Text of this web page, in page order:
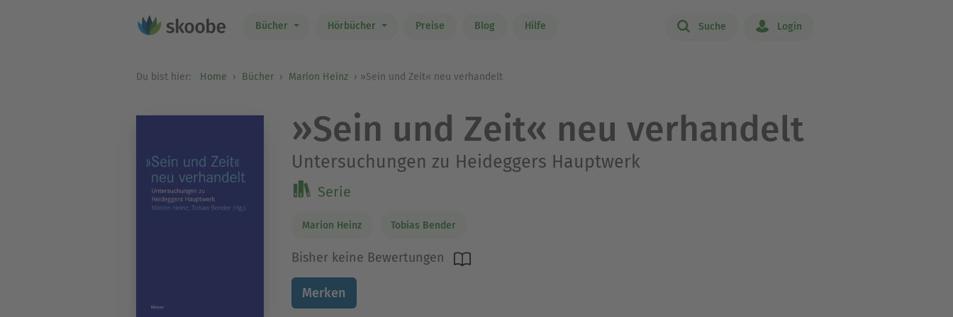
Bücher Hörbücher Preise Blog Hilfe Suche Login
Du bist hier: Home Bücher Marion Heinz »Sein und Zeit« neu verhandelt
»Sein und Zeit« neu verhandelt
Untersuchungen zu Heideggers Hauptwerk
Serie
Marion Heinz Tobias Bender
Bisher keine Bewertungen
Merken